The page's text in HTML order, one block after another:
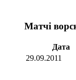
Матчі
Дата
29.09.2011